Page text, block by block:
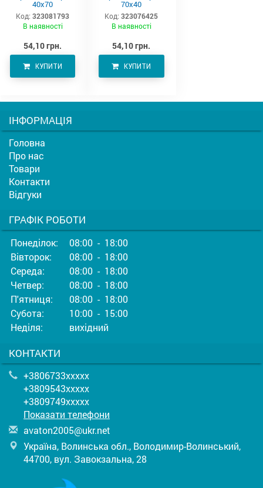
40х70
Код: 323081793
В наявності
54,10 грн.
КУПИТИ
70х40
Код: 323076425
В наявності
54,10 грн.
КУПИТИ
ІНФОРМАЦІЯ
Головна
Про нас
Товари
Контакти
Відгуки
ГРАФІК РОБОТИ
Понеділок:
08:00 - 18:00
Вівторок:
08:00 - 18:00
Середа:
08:00 - 18:00
Четвер:
08:00 - 18:00
П'ятниця:
08:00 - 18:00
Субота:
10:00 - 15:00
Неділя:
вихідний
КОНТАКТИ
+3806733xxxxx
+3809543xxxxx
+3809749xxxxx
Показати телефони
avaton2005@ukr.net
Україна, Волинська обл., Володимир-Волинський,
44700, вул. Завокзальна, 28